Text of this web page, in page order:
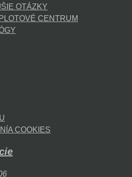
OTÁZKY
CENTRUM
COOKIES